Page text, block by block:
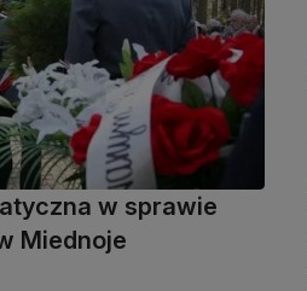
w sprawie
Miednoje